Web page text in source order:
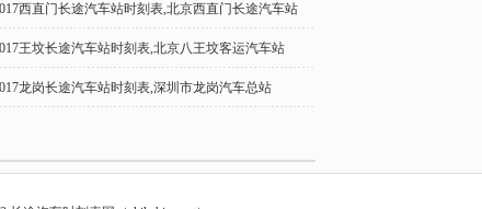
西直门长途汽车站时刻表,北京西直门长途汽车站
王坟长途汽车站时刻表,北京八王坟客运汽车站
龙岗长途汽车站时刻表,深圳市龙岗汽车总站